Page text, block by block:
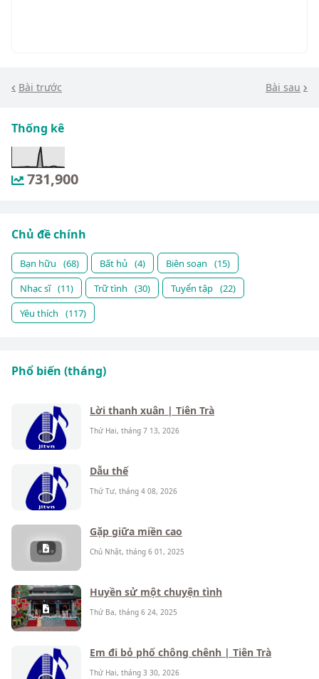
Bài trước Bài sau
Thống kê
731,900
Chủ đề chính
Bạn hữu (68) Bất hủ (4) Biên soạn
(15)
Nhạc sĩ (11) Trữ tình (30) Tuyển tập (22)
Yêu thích
(117)
Phổ biến (tháng)
Lời thanh xuân | Tiên Trà
Thứ Hai, tháng 7 13, 2026
Dẫu thế
Thứ Tư, tháng 4 08, 2026
Gặp giữa miền cao
Chủ Nhật, tháng 6 01, 2025
Huyền sử một chuyện tình
Thứ Ba, tháng 6 24, 2025
Em đi bỏ phố chông chênh | Tiên Trà
Thứ Hai, tháng 3 30, 2026